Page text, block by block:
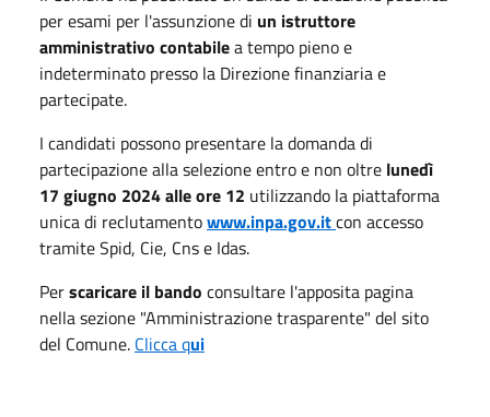
per esami per l'assunzione di un istruttore
amministrativo contabilea tempo pieno e
indeterminato presso la Direzione finanziaria e
partecipate.
I candidati possono presentare la domanda di
partecipazione alla selezione entro e non oltre lunedì
17 giugno 2024 alle ore 12 utilizzando la piattaforma
unica di reclutamentowww.inpa.gov.itcon accesso
tramite Spid, Cie, Cns e Idas.
Perscaricare il bando consultare l'apposita pagina
nella sezione "Amministrazione trasparente" del sito
del Comune. Clicca qui